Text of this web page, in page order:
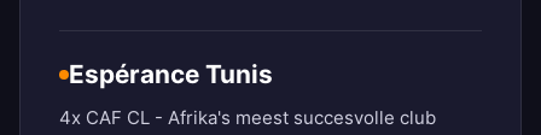
Espérance Tunis
4x CAF CL - Afrika's meest succesvolle club